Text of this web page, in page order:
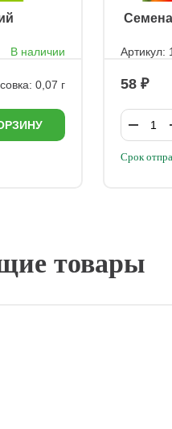
В наличии
0,07 г
ㅤ
Артикул:
58
Срок
товары